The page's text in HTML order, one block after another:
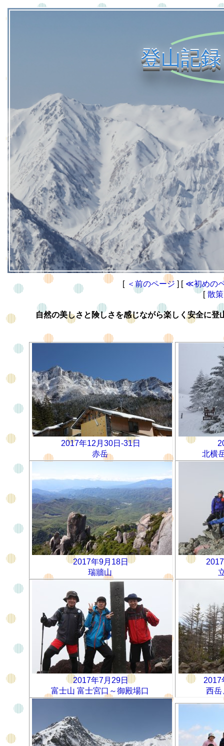
登山記
[ ＜前のページ ] [ ≪初めの
[ 散策
自然の美しさと険しさを感じながら楽しく安全に
2017年12月30日-31日
赤岳
北横
2017年9月18日
瑞牆山
2017年7月29日
富士山 富士宮口～御殿場口
2017
西岳